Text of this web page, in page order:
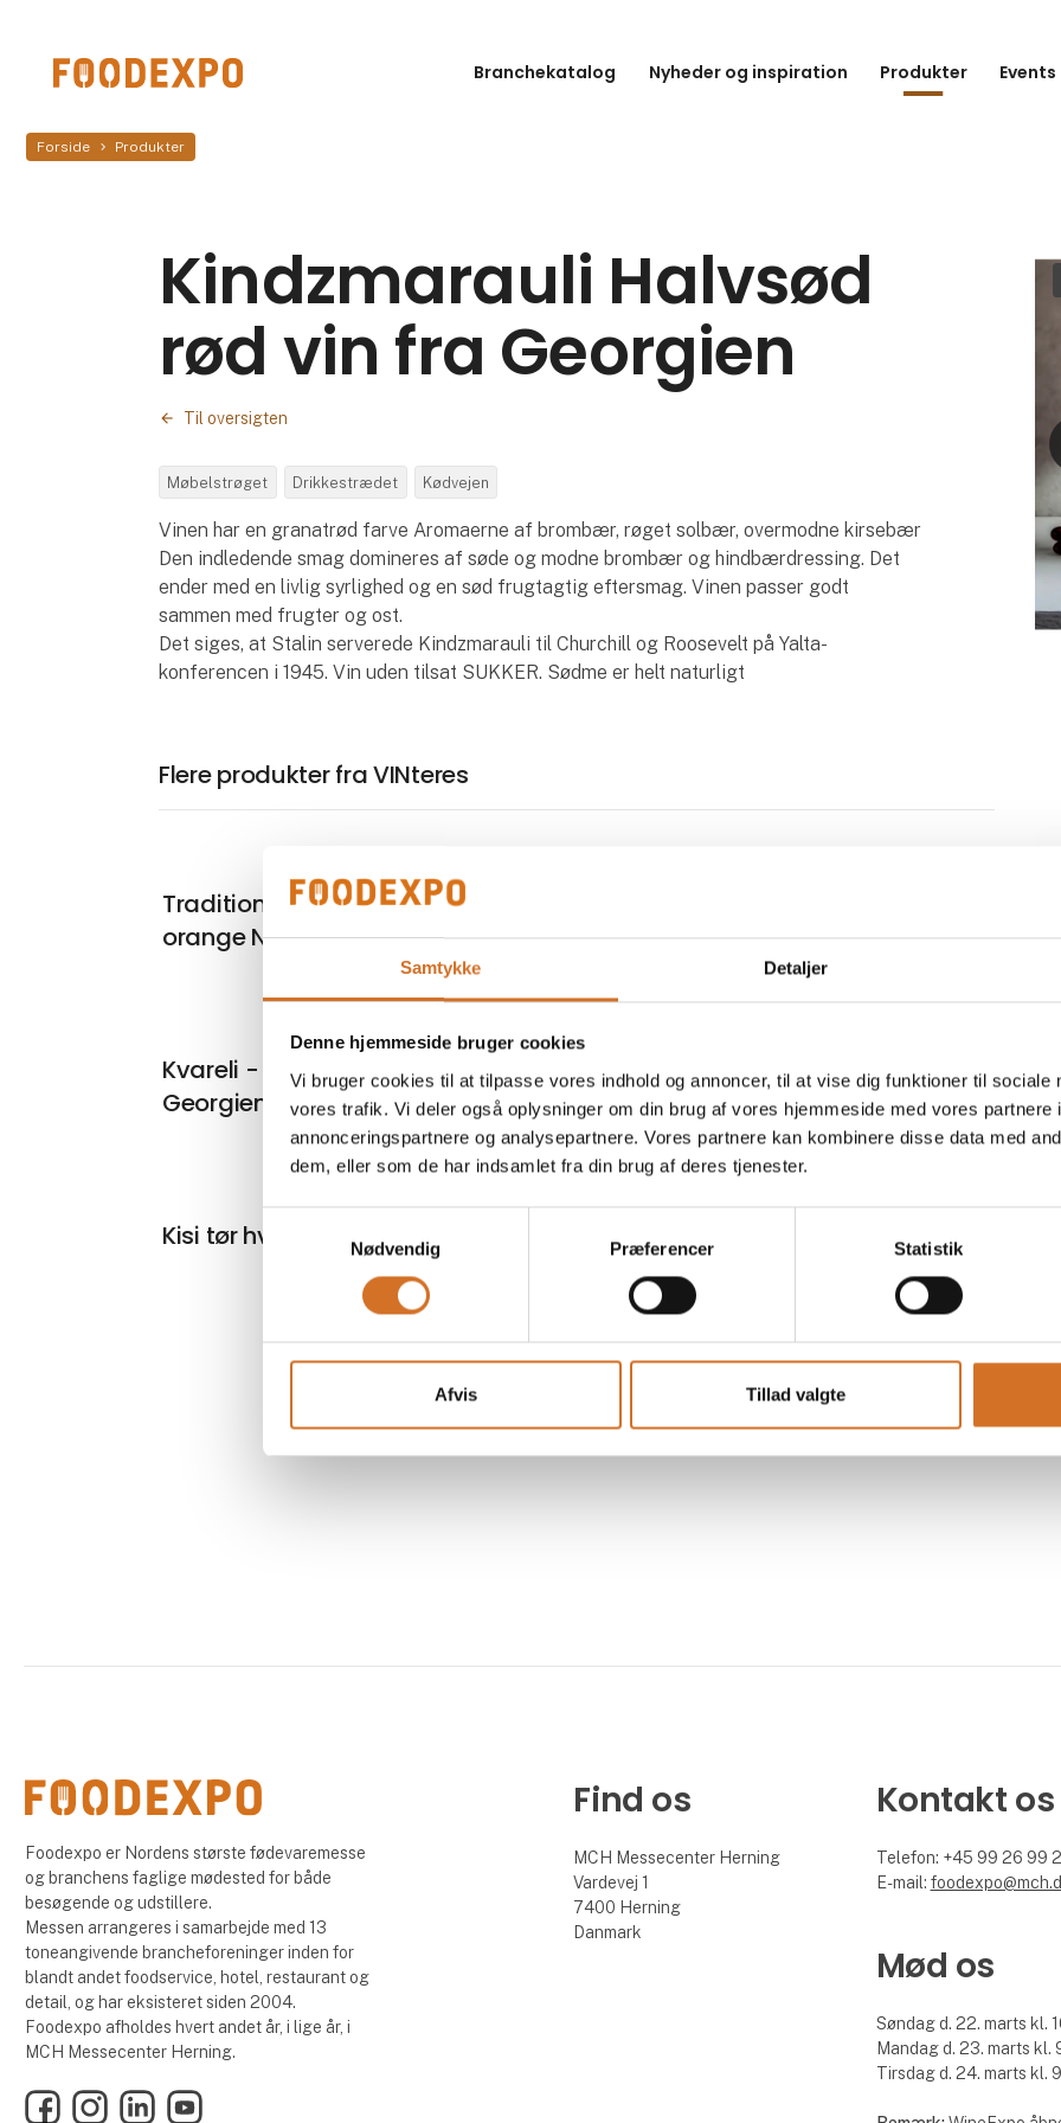
Samtykke Detaljer
Denne hjemmeside bruger cookies
Vi bruger cookies til at tilpasse vores indhold og annoncer, til at vise dig funktioner til sociale
vores trafik. Vi deler også oplysninger om din brug af vores hjemmeside med vores partnere
annonceringspartnere og analysepartnere. Vores partnere kan kombinere disse data med
dem, eller som de har indsamlet fra din brug af deres tjenester.
Nødvendig
Præferencer Statistik
Afvis Tillad valgte
Branchekatalog Nyheder og inspiration Produkter
Forside Produkter
Kindzmarauli Halvsød
rød vin fra Georgien
Til oversigten
Møbelstrøget Drikkestrædet Kødvejen
Vinen har en granatrød farve Aromaerne af brombær, røget solbær, overmodne kirsebær
Den indledende smag domineres af søde og modne brombær og hindbærdressing. Det
ender med en livlig syrlighed og en sød frugtagtig eftersmag. Vinen passer godt
sammen med frugter og ost.
Det siges, at Stalin serverede Kindzmarauli til Churchill og Roosevelt på Yalta-
konferencen i 1945. Vin uden tilsat SUKKER. Sødme er helt naturligt
Flere produkter fra VINteres
Traditional Georgisk Qvevri Kisi
orange Natur vin
Rkatsiteli orange Natur vin
Kvareli - Naturlig rød tør vin fra
Georgien
Satrapezo Saperavi Natur Rød
tør vin fra Georgien
Kisi tør hvid vin fra Georgien
Pirosmani Halvtør Rød vin fra
Georgien
Foodexpo er Nordens største fødevaremesse
og branchens faglige mødested for både
besøgende og udstillere.
Messen arrangeres i samarbejde med 13
toneangivende brancheforeninger inden for
blandt andet foodservice, hotel, restaurant og
detail, og har eksisteret siden 2004.
Foodexpo afholdes hvert andet år, i lige år, i
MCH Messecenter Herning.
FacebookInstagramLinkedInYouTube
Find os
MCH Messecenter Herning
Vardevej 1
7400 Herning
Danmark
Kontakt os
Telefon: +45 99 26 99
E-mail:
Mød os
Søndag d. 22. marts kl.
Mandag d. 23. marts kl.
Tirsdag d. 24. marts kl.